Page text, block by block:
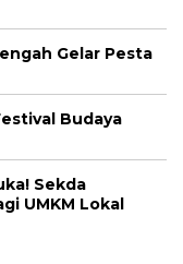
Gelar Pesta
Budaya
Sekda
UMKM Lokal